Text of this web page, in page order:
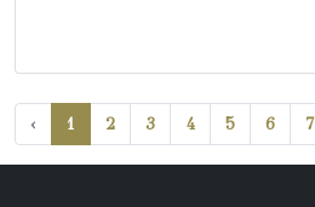
‹ 1 2 3 4 5 6 7